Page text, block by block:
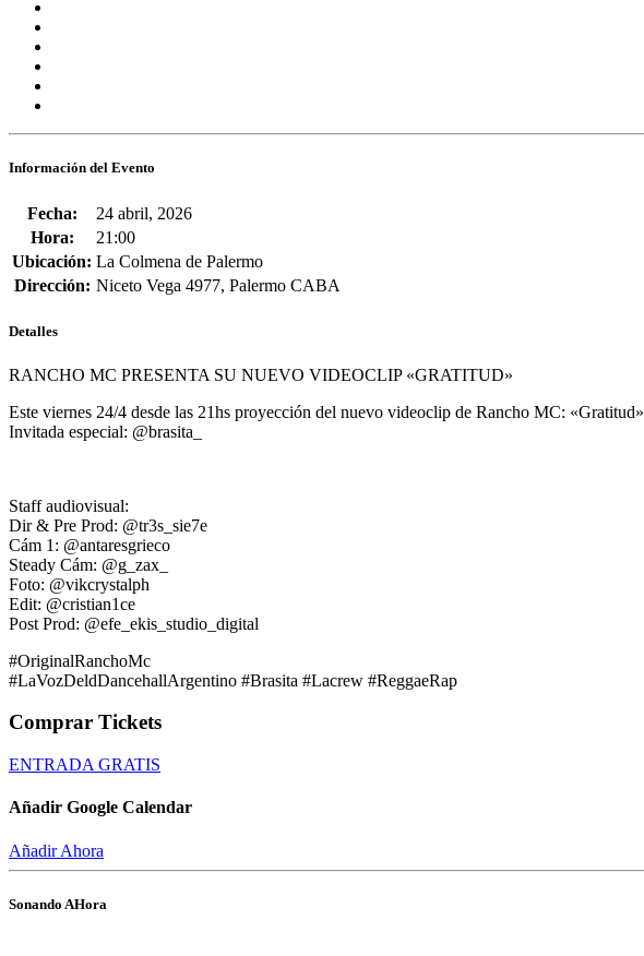
Información del Evento
Fecha:
24 abril, 2026
Hora:
21:00
Ubicación: La Colmena de Palermo
Dirección: Niceto Vega 4977, Palermo CABA
Detalles
RANCHO MC PRESENTA SU NUEVO VIDEOCLIP «GRATITUD»
Este viernes 24/4 desde las 21hs proyección del nuevo videoclip de Rancho MC: «Gratitud»
Invitada especial: @brasita_
Staff audiovisual:
Dir & Pre Prod: @tr3s_sie7e
Cám 1: @antaresgrieco
Steady Cám: @g_zax_
Foto: @vikcrystalph
Edit: @cristian1ce
Post Prod: @efe_ekis_studio_digital
#OriginalRanchoMc
#LaVozDeldDancehallArgentino #Brasita #Lacrew #ReggaeRap
Comprar Tickets
ENTRADA GRATIS
Añadir Google Calendar
Añadir Ahora
Sonando AHora